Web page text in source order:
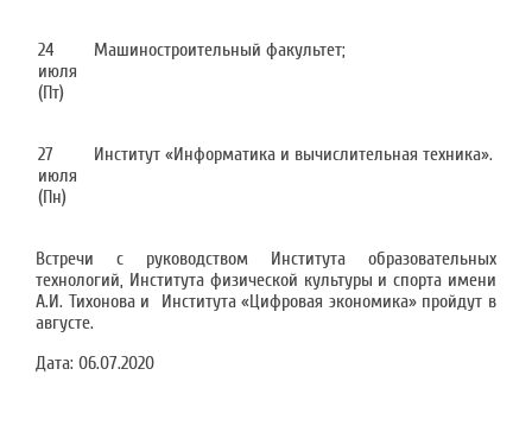
24
июля
(Пт)
Машиностроительный факультет;
27
июля
(Пн)
Институт «Информатика и вычислительная техника».
Встречи с руководством Института образовательных
технологий, Института физической культуры и спорта имени
А.И. Тихонова и Института «Цифровая экономика» пройдут в
августе.
Дата: 06.07.2020